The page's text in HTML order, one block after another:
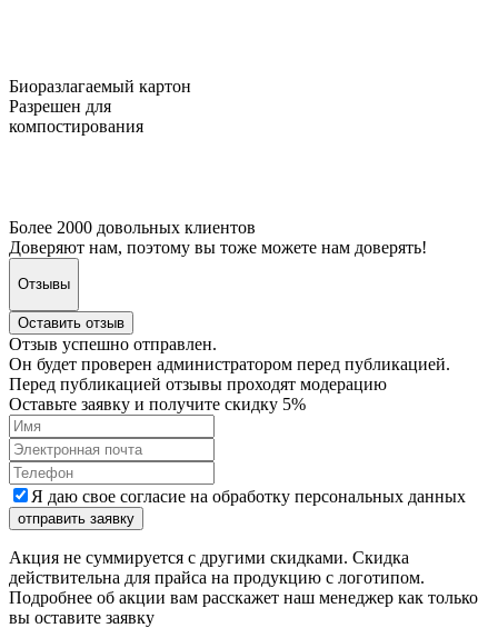
Биоразлагаемый картон
Разрешен для
компостирования
Более 2000 довольных клиентов
Доверяют нам, поэтому вы тоже можете нам доверять!
Отзывы
Оставить отзыв
Отзыв успешно отправлен.
Он будет проверен администратором перед публикацией.
Перед публикацией отзывы проходят модерацию
Оставьте заявку и получите скидку 5%
Я даю свое согласие на обработку персональных данных
отправить заявку
Акция не суммируется с другими скидками. Скидка
действительна для прайса на продукцию с логотипом.
Подробнее об акции вам расскажет наш менеджер как только
вы оставите заявку